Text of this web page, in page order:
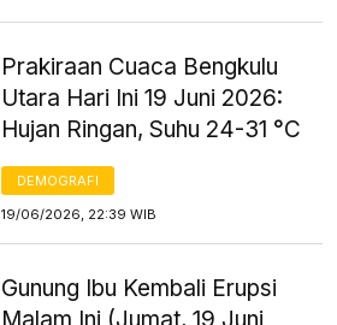
Prakiraan Cuaca Bengkulu
Utara Hari Ini 19 Juni 2026:
Hujan Ringan, Suhu 24-31 °C
DEMOGRAFI
19/06/2026, 22:39 WIB
Gunung Ibu Kembali Erupsi